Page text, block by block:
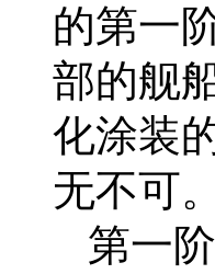
的第一
部的舰
化涂装
无不可。
第一